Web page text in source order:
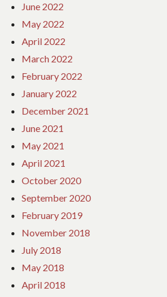
June 2022
May 2022
April 2022
March 2022
February 2022
January 2022
December 2021
June 2021
May 2021
April 2021
October 2020
September 2020
February 2019
November 2018
July 2018
May 2018
April 2018